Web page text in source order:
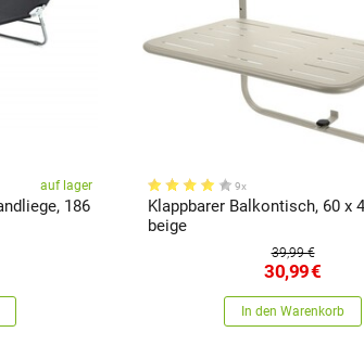
auf lager 9x
Klappbarer Balkontisch, 60 x
beige
39,99 €
30,99€
In den Warenkorb